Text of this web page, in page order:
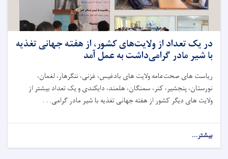
در یک تعداد از ولایت‌های کشور، از هفته جهانی تغذیه
با شیر مادر گرامی‌داشت به عمل آمد
ریاست های صحت‌عامه ولایت های بادغیس، غزنی، ننگرهار، لغمان،
نورستان، پنجشیر، کنر، سمنگان، هلمند، دایکندی و یک تعداد بیشتر از
ولایت های دیگر کشور از هفته جهانی تغذیه با شیر مادر گرامی. . .
بیشتر...
در